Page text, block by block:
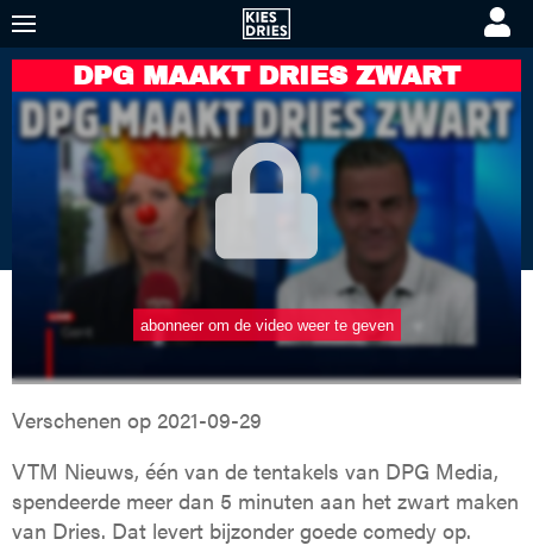
DPG MAAKT DRIES ZWART
Verschenen op 2021-09-29
VTM Nieuws, één van de tentakels van DPG Media,
spendeerde meer dan 5 minuten aan het zwart maken
van Dries. Dat levert bijzonder goede comedy op.